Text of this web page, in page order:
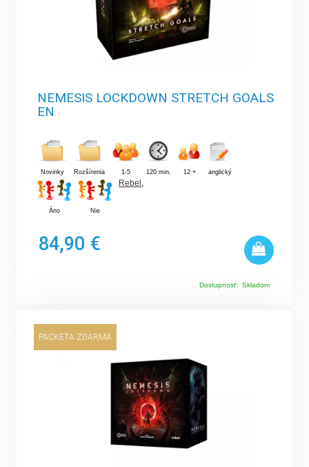
NEMESIS LOCKDOWN STRETCH GOALS
EN
Novinky Rozšírenia 1-5 120 min. 12 + anglický
Áno Nie
Rebel,
84,90 €
Dostupnosť: Skladom
PACKETA ZDARMA